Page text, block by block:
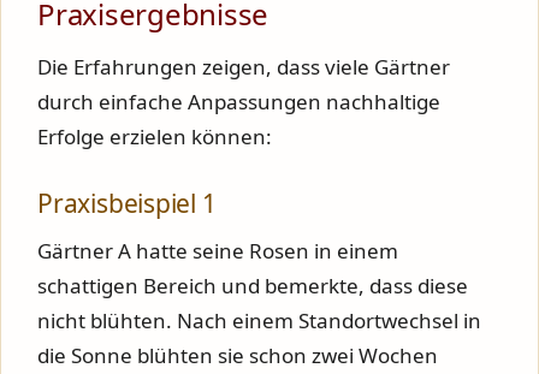
Praxisergebnisse
Die Erfahrungen zeigen, dass viele Gärtner
durch einfache Anpassungen nachhaltige
Erfolge erzielen können:
Praxisbeispiel 1
Gärtner A hatte seine Rosen in einem
schattigen Bereich und bemerkte, dass diese
nicht blühten. Nach einem Standortwechsel in
die Sonne blühten sie schon zwei Wochen